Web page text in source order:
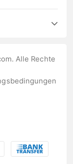
Alle Rechte